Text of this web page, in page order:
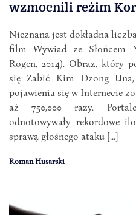
wzmocnili reżim
Nieznana jest dokładna
film Wywiad ze Słońcem
Rogen, 2014). Obraz, który
się Zabić Kim Dzong
pojawienia się w Internecie
aż 750,000 razy.
odnotowywały rekordowe
sprawą głośnego ataku […]
Roman Husarski